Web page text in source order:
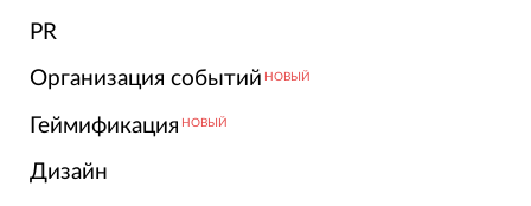
PR
Организация событий НОВЫЙ
Геймификация НОВЫЙ
Дизайн